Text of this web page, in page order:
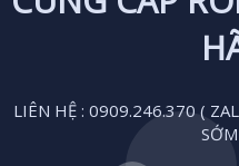
LIÊN HỆ : 0909.246.370 (